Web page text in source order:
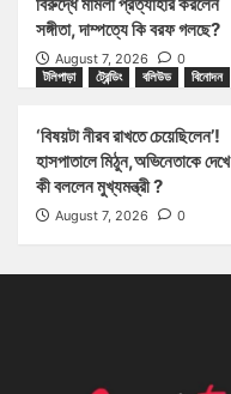
সঙ্গীতা, দাম্পত্যে কি বরফ গলছে?
August 7, 2026 0
টলিপাড়া
ট্রেন্ডিং বলিউড বিনোদন
‘বিষয়টা নীরব রাখতে চেয়েছিলেন’!
হাসপাতালে মিঠুন,অভিনেতাকে দেখে
কী বললেন মুখ্যমন্ত্রী ?
August 7, 2026 0